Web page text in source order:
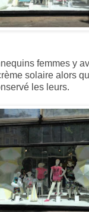
femmes y
solaire alors
les leurs.